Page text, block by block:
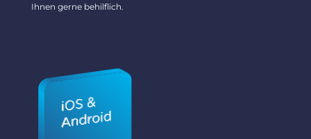
Ihnen gerne behilflich.